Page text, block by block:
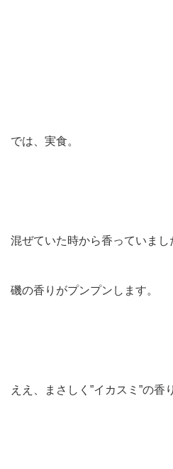
では、実食。
混ぜていた時から香っていまし
磯の香りがプンプンします。
ええ、まさしく”イカスミ”の香